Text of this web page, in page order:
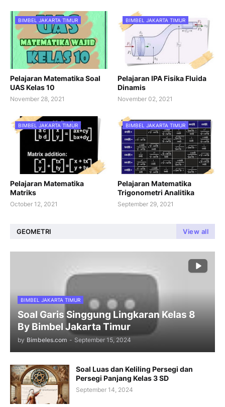
BIMBEL JAKARTA TIMUR
Pelajaran Matematika Soal
UAS Kelas 10
November 28, 2021
BIMBEL JAKARTA TIMUR
Pelajaran IPA Fisika Fluida
Dinamis
November 02, 2021
BIMBEL JAKARTA TIMUR
Pelajaran Matematika
Matriks
October 12, 2021
BIMBEL JAKARTA TIMUR
Pelajaran Matematika
Trigonometri Analitika
September 29, 2021
GEOMETRI View all
BIMBEL JAKARTA TIMUR
Soal Garis Singgung Lingkaran Kelas 8
By Bimbel Jakarta Timur
by Bimbeles.com - September 15, 2024
Soal Luas dan Keliling Persegi dan
Persegi Panjang Kelas 3 SD
September 14, 2024